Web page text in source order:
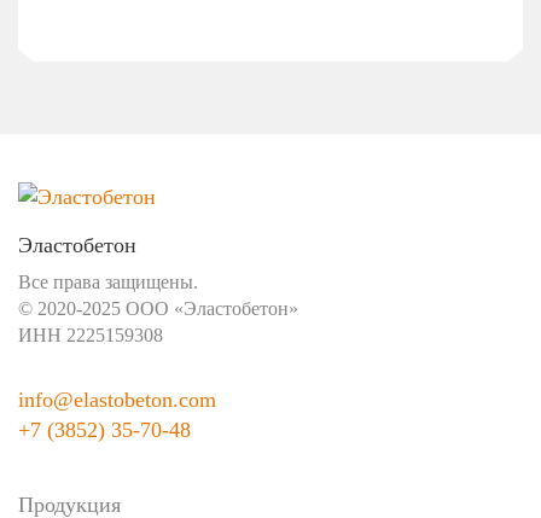
Эластобетон
Все права защищены.
© 2020-2025 ООО «Эластобетон»
ИНН 2225159308
info@elastobeton.com
+7 (3852) 35-70-48
Продукция